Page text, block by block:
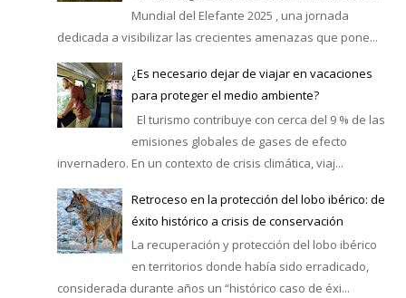
Mundial del Elefante 2025 , una jornada
dedicada a visibilizar las crecientes amenazas que pone...
¿Es necesario dejar de viajar en vacaciones
para proteger el medio ambiente?
El turismo contribuye con cerca del 9 % de las
emisiones globales de gases de efecto
invernadero. En un contexto de crisis climática, viaj...
Retroceso en la protección del lobo ibérico: de
éxito histórico a crisis de conservación
La recuperación y protección del lobo ibérico
en territorios donde había sido erradicado,
considerada durante años un “histórico caso de éxi...